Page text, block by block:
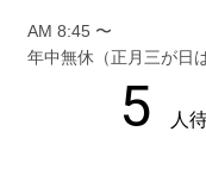
AM 8:45 〜
年中無休（正月三が日